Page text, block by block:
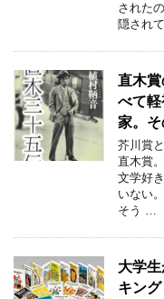
された
隠され
直木
べて
家。そ
芥川賞
直木賞
文学好
いない
そう …
大学
キン